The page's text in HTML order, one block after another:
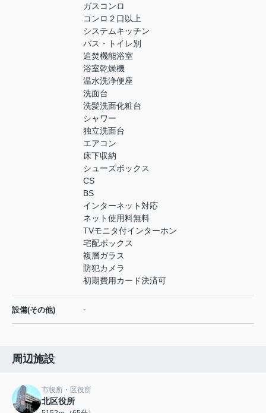
ガスコンロ
コンロ２口以上
システムキッチン
バス・トイレ別
追焚機能浴室
浴室乾燥機
温水洗浄便座
洗面台
洗髪洗面化粧台
シャワー
独立洗面台
エアコン
床下収納
シューズボックス
CS
BS
インターネット対応
ネット使用料無料
TVモニタ付インターホン
宅配ボックス
複層ガラス
防犯カメラ
初期費用カード決済可
設備(その他) -
周辺施設
市役所・区役所
北区役所